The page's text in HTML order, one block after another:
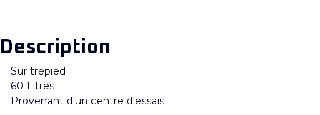
Description
Sur trépied
60 Litres
Provenant d'un centre d'essais